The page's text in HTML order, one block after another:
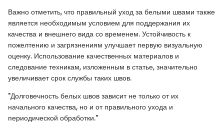
Важно отметить, что правильный уход за белыми швами также
является необходимым условием для поддержания их
качества и внешнего вида со временем. Устойчивость к
пожелтению и загрязнениям улучшает первую визуальную
оценку. Использование качественных материалов и
следование техникам, изложенным в статье, значительно
увеличивает срок службы таких швов.
"Долговечность белых швов зависит не только от их
начального качества, но и от правильного ухода и
периодической обработки."